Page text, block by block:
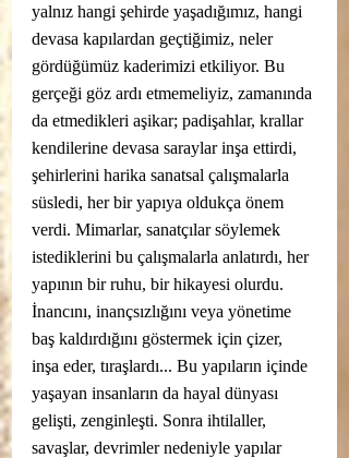
yalnız hangi şehirde yaşadığımız, hangi
devasa kapılardan geçtiğimiz, neler
gördüğümüz kaderimizi etkiliyor. Bu
gerçeği göz ardı etmemeliyiz, zamanında
da etmedikleri aşikar; padişahlar, krallar
kendilerine devasa saraylar inşa ettirdi,
şehirlerini harika sanatsal çalışmalarla
süsledi, her bir yapıya oldukça önem
verdi. Mimarlar, sanatçılar söylemek
istediklerini bu çalışmalarla anlatırdı, her
yapının bir ruhu, bir hikayesi olurdu.
İnancını, inançsızlığını veya yönetime
baş kaldırdığını göstermek için çizer,
inşa eder, tıraşlardı... Bu yapıların içinde
yaşayan insanların da hayal dünyası
gelişti, zenginleşti. Sonra ihtilaller,
savaşlar, devrimler nedeniyle yapılar